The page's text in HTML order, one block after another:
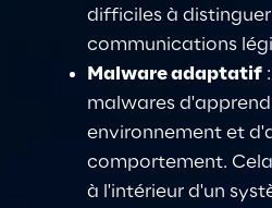
difficiles à
communications
Malware adaptatif
malwares
environnement et
comportement.
à l'intérieur d'un